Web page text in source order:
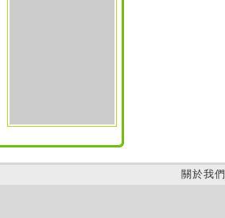
關於我們